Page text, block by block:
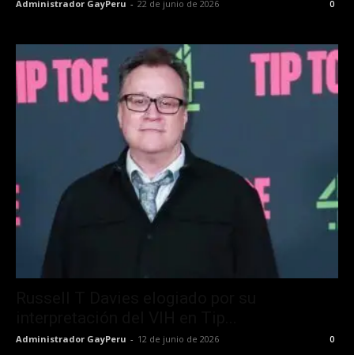
Administrador GayPeru - 22 de junio de 2026 0
Administrador GayPeru - 12 de junio de 2026 0